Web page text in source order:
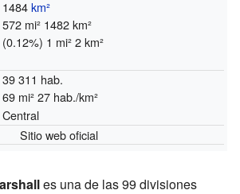
1484km²
572 mi² 1482 km²
(0.12%) 1 mi² 2 km²
39 311 hab.
69 mi² 27 hab./km²
Central
Sitio web oficial
es una de las 99 divisiones